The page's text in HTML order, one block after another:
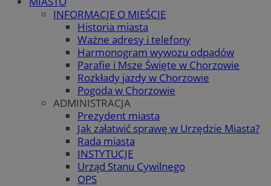
INFORMACJE O MIEŚCIE
Historia miasta
Ważne adresy i telefony
Harmonogram wywozu odpadów
Parafie i Msze Święte w Chorzowie
Rozkłady jazdy w Chorzowie
Pogoda w Chorzowie
ADMINISTRACJA
Prezydent miasta
Jak załatwić sprawę w Urzędzie Miasta?
Rada miasta
INSTYTUCJE
Urząd Stanu Cywilnego
OPS